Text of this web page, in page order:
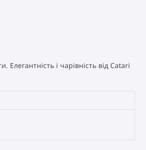
і чарівність від Catari